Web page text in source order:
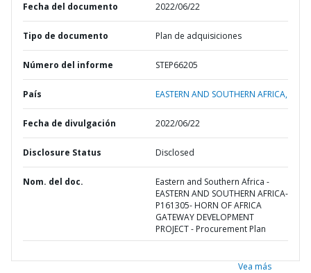
Fecha del documento 2022/06/22
Tipo de documento Plan de adquisiciones
Número del informe STEP66205
País EASTERN AND SOUTHERN AFRICA,
Fecha de divulgación 2022/06/22
Disclosure Status Disclosed
Nom. del doc.
Eastern and Southern Africa -
EASTERN AND SOUTHERN AFRICA-
P161305- HORN OF AFRICA
GATEWAY DEVELOPMENT
PROJECT - Procurement Plan
Vea más